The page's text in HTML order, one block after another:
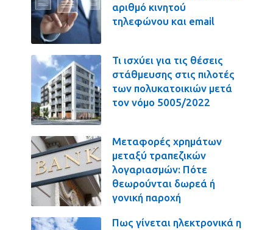
αριθμό κινητού
τηλεφώνου και email
Τι ισχύει για τις θέσεις
στάθμευσης στις πιλοτές
των πολυκατοικιών μετά
τον νόμο 5005/2022
Μεταφορές χρημάτων
μεταξύ τραπεζικών
λογαριασμών: Πότε
θεωρούνται δωρεά ή
γονική παροχή
Πως γίνεται ηλεκτρονικά η